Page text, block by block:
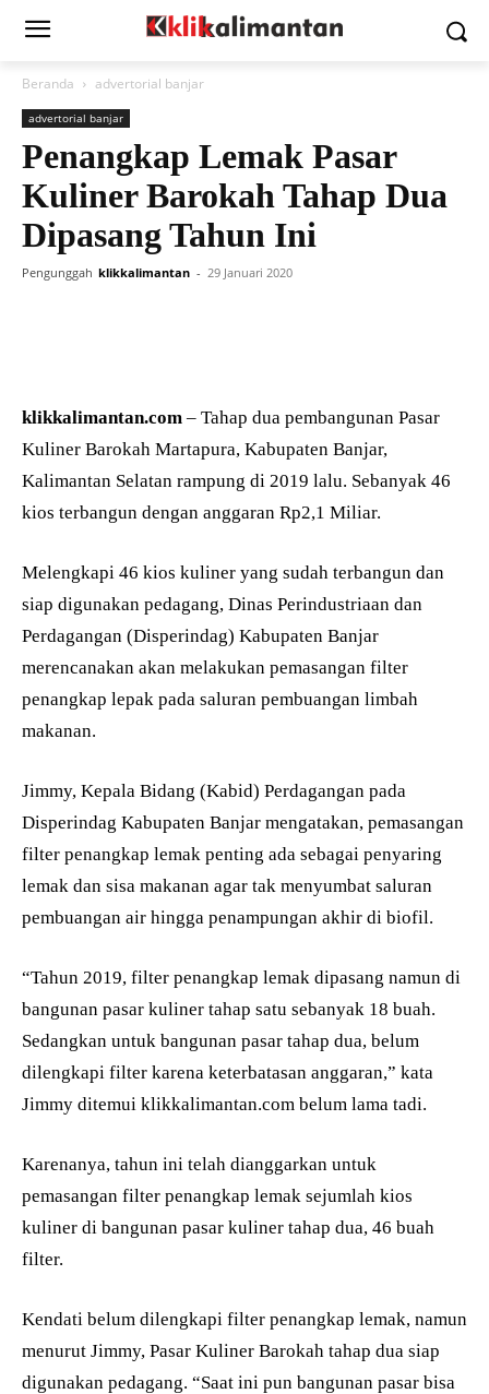
Beranda advertorial banjar
advertorial banjar
Penangkap Lemak Pasar
Kuliner Barokah Tahap Dua
Dipasang Tahun Ini
Pengunggah klikkalimantan - 29 Januari 2020
klikkalimantan.com – Tahap dua pembangunan Pasar
Kuliner Barokah Martapura, Kabupaten Banjar,
Kalimantan Selatan rampung di 2019 lalu. Sebanyak 46
kios terbangun dengan anggaran Rp2,1 Miliar.
Melengkapi 46 kios kuliner yang sudah terbangun dan
siap digunakan pedagang, Dinas Perindustriaan dan
Perdagangan (Disperindag) Kabupaten Banjar
merencanakan akan melakukan pemasangan filter
penangkap lepak pada saluran pembuangan limbah
makanan.
Jimmy, Kepala Bidang (Kabid) Perdagangan pada
Disperindag Kabupaten Banjar mengatakan, pemasangan
filter penangkap lemak penting ada sebagai penyaring
lemak dan sisa makanan agar tak menyumbat saluran
pembuangan air hingga penampungan akhir di biofil.
“Tahun 2019, filter penangkap lemak dipasang namun di
bangunan pasar kuliner tahap satu sebanyak 18 buah.
Sedangkan untuk bangunan pasar tahap dua, belum
dilengkapi filter karena keterbatasan anggaran,” kata
Jimmy ditemui klikkalimantan.com belum lama tadi.
Karenanya, tahun ini telah dianggarkan untuk
pemasangan filter penangkap lemak sejumlah kios
kuliner di bangunan pasar kuliner tahap dua, 46 buah
filter.
Kendati belum dilengkapi filter penangkap lemak, namun
menurut Jimmy, Pasar Kuliner Barokah tahap dua siap
digunakan pedagang. “Saat ini pun bangunan pasar bisa